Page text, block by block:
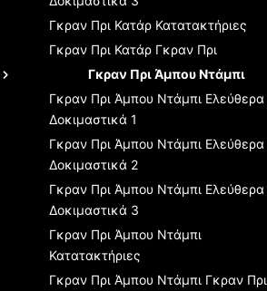
Γκραν Πρι Κατάρ Κατατακτήριες
Γκραν Πρι Κατάρ Γκραν Πρι
Γκραν Πρι Άμπου Ντάμπι
Γκραν Πρι Άμπου Ντάμπι Ελεύθερα
Δοκιμαστικά 1
Γκραν Πρι Άμπου Ντάμπι Ελεύθερα
Δοκιμαστικά 2
Γκραν Πρι Άμπου Ντάμπι Ελεύθερα
Δοκιμαστικά 3
Γκραν Πρι Άμπου Ντάμπι
Κατατακτήριες
Γκραν Πρι Άμπου Ντάμπι Γκραν Πρι